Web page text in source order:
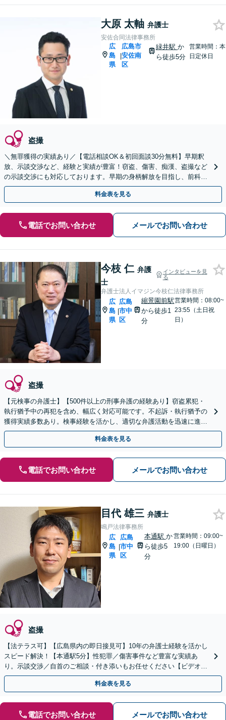
大原 太軸 弁護士
安佐合同法律事務所
広
島
県
|
広島市
安佐南
区
緑井駅 か
ら徒歩5分
営業時間：本
日定休日
盗撮
＼無罪獲得の実績あり／【電話相談OK＆初回面談30分無料】早期釈
放、示談交渉など、経験と実績が豊富！窃盗、傷害、痴漢、盗撮など
の示談交渉にも対応しております。早期の身柄解放を目指し、前科の
回避に向けて尽力します【法テラス利用可】
料金表を見る
電話でお問い合わせ メールでお問い合わせ
今枝 仁 弁護
士
インタビューを見
る
弁護士法人イマジン今枝仁法律事務所
広
島
県
|
広島
市中
区
縮景園前駅
から徒歩1
分
営業時間：08:00~
23:55（土日祝
日）
盗撮
【元検事の弁護士】【500件以上の刑事弁護の経験あり】窃盗累犯・
執行猶予中の再犯を含め、幅広く対応可能です。不起訴・執行猶予の
獲得実績多数あり。検事経験を活かし、適切な弁護活動を迅速に進め
てまいります【初回相談無料】【土日祝相談可】
料金表を見る
電話でお問い合わせ メールでお問い合わせ
目代 雄三 弁護士
鳴戸法律事務所
広
島
県
|
広島
市中
区
本通駅 か
ら徒歩5
分
営業時間：09:00~
19:00（日曜日）
盗撮
【法テラス可】【広島県内の即日接見可】10年の弁護士経験を活かし
スピード解決！【本通駅5分】性犯罪／傷害事件など豊富な実績あ
り。示談交渉／自首のご相談・付き添いもお任せください【ビデオ面
談可】【初回相談無料】
料金表を見る
電話でお問い合わせ メールでお問い合わせ